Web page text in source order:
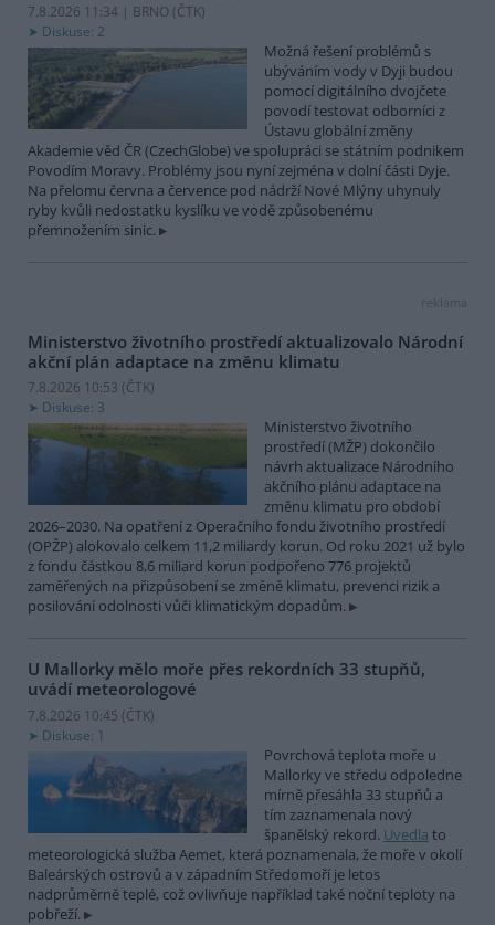
7.8.2026 11:34 | BRNO (ČTK)
Diskuse: 2
Možná řešení problémů s
ubýváním vody v Dyji budou
pomocí digitálního dvojčete
povodí testovat odborníci z
Ústavu globální změny
Akademie věd ČR (CzechGlobe) ve spolupráci se státním podnikem
Povodím Moravy. Problémy jsou nyní zejména v dolní části Dyje.
Na přelomu června a července pod nádrží Nové Mlýny uhynuly
ryby kvůli nedostatku kyslíku ve vodě způsobenému
přemnožením sinic.
reklama
Ministerstvo životního prostředí aktualizovalo Národní
akční plán adaptace na změnu klimatu
7.8.2026 10:53 (ČTK)
Diskuse: 3
Ministerstvo životního
prostředí (MŽP) dokončilo
návrh aktualizace Národního
akčního plánu adaptace na
změnu klimatu pro období
2026–2030. Na opatření z Operačního fondu životního prostředí
(OPŽP) alokovalo celkem 11,2 miliardy korun. Od roku 2021 už bylo
z fondu částkou 8,6 miliard korun podpořeno 776 projektů
zaměřených na přizpůsobení se změně klimatu, prevenci rizik a
posilování odolnosti vůči klimatickým dopadům.
U Mallorky mělo moře přes rekordních 33 stupňů,
uvádí meteorologové
7.8.2026 10:45 (ČTK)
Diskuse: 1
Povrchová teplota moře u
Mallorky ve středu odpoledne
mírně přesáhla 33 stupňů a
tím zaznamenala nový
španělský rekord. Uvedla to
meteorologická služba Aemet, která poznamenala, že moře v okolí
Baleárských ostrovů a v západním Středomoří je letos
nadprůměrně teplé, což ovlivňuje například také noční teploty na
pobřeží.